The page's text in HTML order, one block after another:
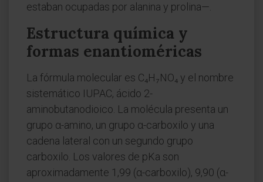
estaban ocupadas por alanina y prolina—.
Estructura química y
formas enantioméricas
La fórmula molecular es C₄H₇NO₄ y el nombre
sistemático IUPAC, ácido 2-
aminobutanodioico. La molécula presenta un
grupo α-amino, un grupo α-carboxilo y una
cadena lateral con un segundo grupo
carboxilo. Los valores de pKa son
aproximadamente 1,99 (α-carboxilo), 9,90 (α-